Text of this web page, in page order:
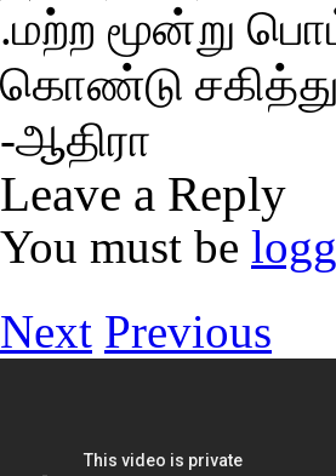
.மற்ற மூன்று
கொண்டு
-ஆதிரா
Leave a Reply
You must be
Next Previous